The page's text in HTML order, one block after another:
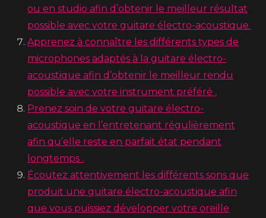
ou en studio afin d’obtenir le meilleur résultat
possible avec votre guitare électro-acoustique.
Apprenez à connaître les différents types de
microphones adaptés à la guitare électro-
acoustique afin d’obtenir le meilleur rendu
possible avec votre instrument préféré .
Prenez soin de votre guitare électro-
acoustique en l’entretenant régulièrement
afin qu’elle reste en parfait état pendant
longtemps .
Écoutez attentivement les différents sons que
produit une guitare électro-acoustique afin
que vous puissiez développer votre oreille